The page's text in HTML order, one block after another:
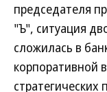
председателя
"Ъ", ситуация
сложилась в
корпоративной